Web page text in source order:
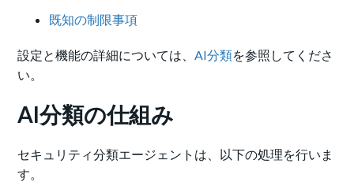
既知の制限事項
設定と機能の詳細については、AI分類を参照してくださ
い。
AI分類の仕組み
セキュリティ分類エージェントは、以下の処理を行いま
す。